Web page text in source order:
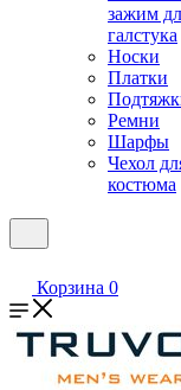
зажим
галстука
Носки
Платки
Ремни
Шарфы
Чехол
костюма
Корзина 0